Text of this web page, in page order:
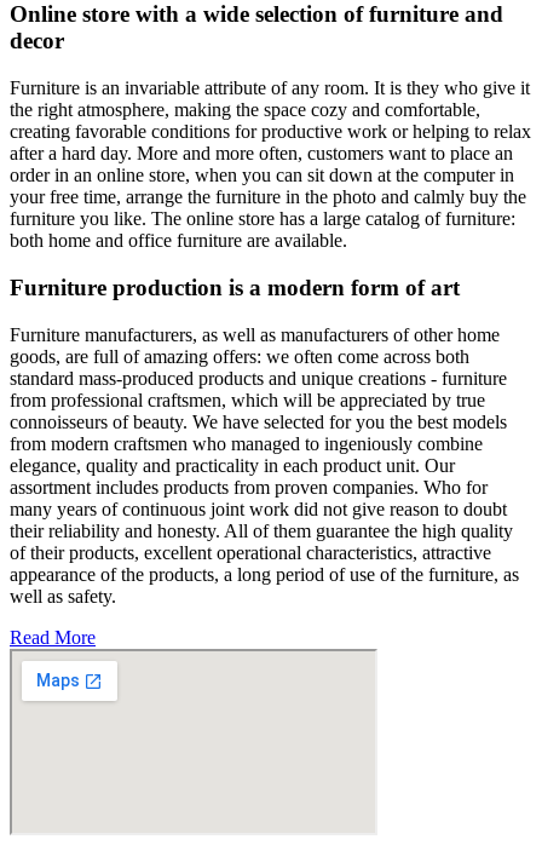
Online store with a wide selection of furniture and
decor
Furniture is an invariable attribute of any room. It is they who give it
the right atmosphere, making the space cozy and comfortable,
creating favorable conditions for productive work or helping to relax
after a hard day. More and more often, customers want to place an
order in an online store, when you can sit down at the computer in
your free time, arrange the furniture in the photo and calmly buy the
furniture you like. The online store has a large catalog of furniture:
both home and office furniture are available.
Furniture production is a modern form of art
Furniture manufacturers, as well as manufacturers of other home
goods, are full of amazing offers: we often come across both
standard mass-produced products and unique creations - furniture
from professional craftsmen, which will be appreciated by true
connoisseurs of beauty. We have selected for you the best models
from modern craftsmen who managed to ingeniously combine
elegance, quality and practicality in each product unit. Our
assortment includes products from proven companies. Who for
many years of continuous joint work did not give reason to doubt
their reliability and honesty. All of them guarantee the high quality
of their products, excellent operational characteristics, attractive
appearance of the products, a long period of use of the furniture, as
well as safety.
Read More